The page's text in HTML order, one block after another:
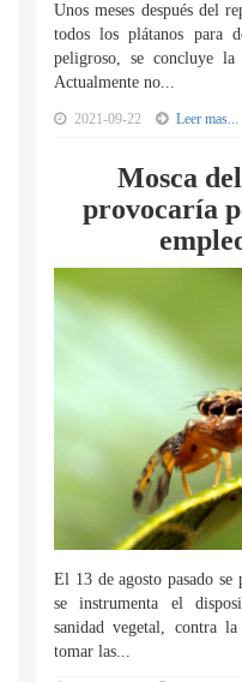
Unos meses después del
todos los plátanos para
peligroso, se concluye la
Actualmente no...
2021-09-22 Leer mas...
Mosca
provocaría
El 13 de agosto pasado
se instrumenta el
sanidad vegetal, contra
tomar las...